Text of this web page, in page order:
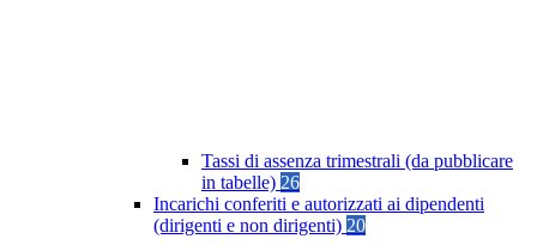
Tassi di assenza trimestrali (da pubblicare
in tabelle) 26
Incarichi conferiti e autorizzati ai dipendenti
(dirigenti e non dirigenti) 20